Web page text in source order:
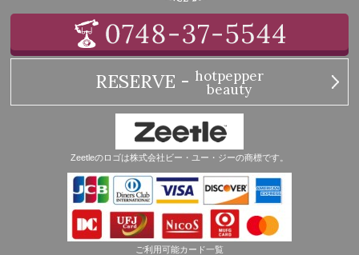
RESERVE - hotpepper
beauty
Zeetleのロゴは株式会社ビー・ユー・ジーの商標です。
ご利用可能カード一覧